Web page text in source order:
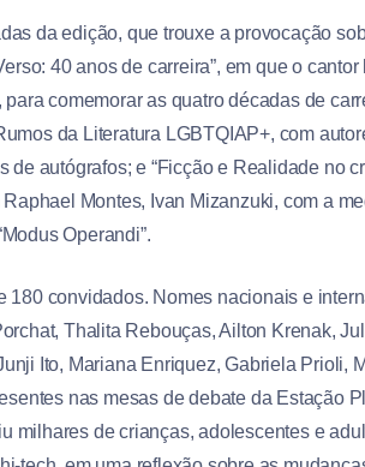
da edição, que trouxe a provocação
40 anos de carreira”, em que o
comemorar as quatro décadas de
da Literatura LGBTQIAP+, com
de autógrafos; e “Ficção e Realidade no
Montes, Ivan Mizanzuki, com a
Operandi”.
180 convidados. Nomes nacionais e
Thalita Rebouças, Ailton Krenak,
Ito, Mariana Enriquez, Gabriela Prioli,
nas mesas de debate da Estação
milhares de crianças, adolescentes e